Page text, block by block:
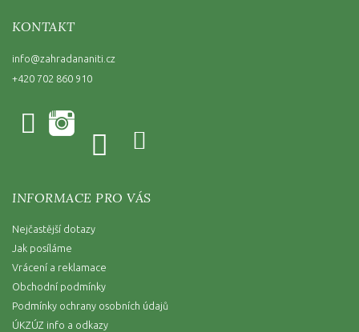
KONTAKT
info@zahradananiti.cz
+420 702 860 910
INFORMACE PRO VÁS
Nejčastější dotazy
Jak posíláme
Vrácení a reklamace
Obchodní podmínky
Podmínky ochrany osobních údajů
ÚKZÚZ info a odkazy